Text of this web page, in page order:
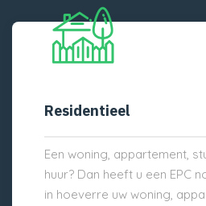
Residentieel
Een woning, appartement,
huur? Dan heeft u een EPC
in hoeverre uw woning,